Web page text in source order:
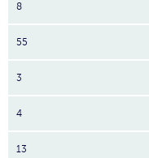
8
55
3
4
13